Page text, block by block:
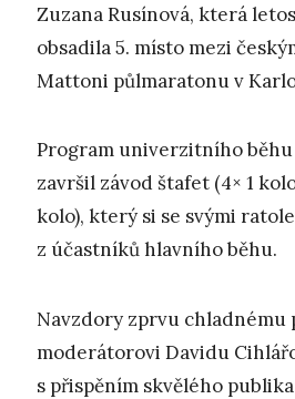
Zuzana Rusínová, která
obsadila 5. místo mezi
Mattoni půlmaratonu v
Program univerzitního
završil závod štafet (4× 1
kolo), který si se svými
z účastníků hlavního běhu.
Navzdory zprvu chladnému
moderátorovi Davidu
s přispěním skvělého